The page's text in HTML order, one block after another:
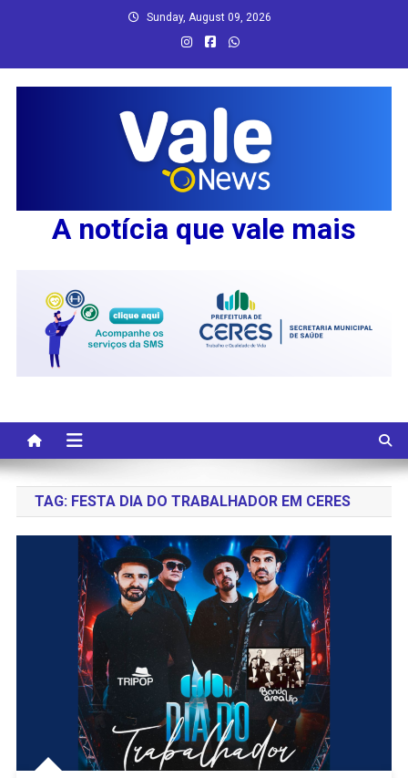
Sunday, August 09, 2026
A notícia que vale mais
TAG: FESTA DIA DO TRABALHADOR EM CERES